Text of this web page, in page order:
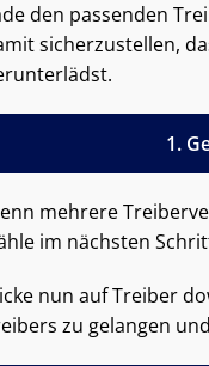
den passenden
sicherzustellen,
1.
mehrere
im nächsten
nun auf Treiber
zu gelangen